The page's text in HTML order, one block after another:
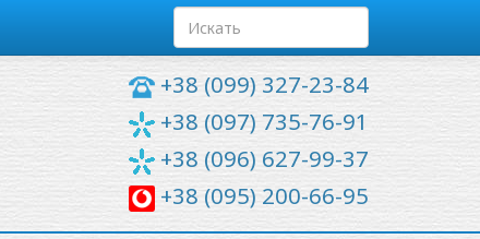
+38 (099) 327-23-84
+38 (097) 735-76-91
+38 (096) 627-99-37
+38 (095) 200-66-95